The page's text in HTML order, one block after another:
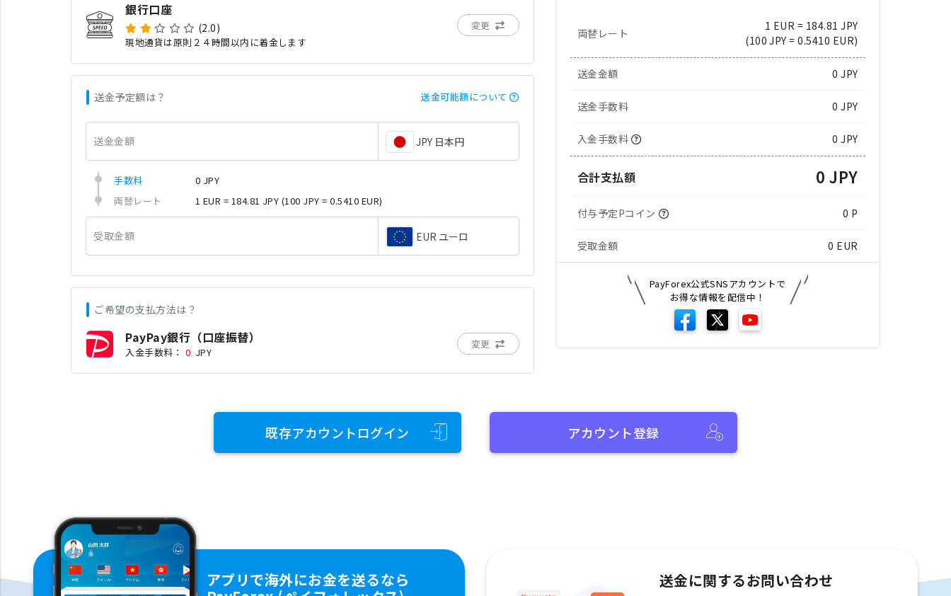
銀行口座
(2.0)
現地通貨は原則２４時間以内に着金します
変更
送金予定額は？ 送金可能額について
送金金額 JPY 日本円
手数料
0 JPY
両替レート
1 EUR = 184.81 JPY (100 JPY = 0.5410 EUR)
受取金額 EUR ユーロ
ご希望の支払方法は？
PayPay銀行（口座振替）
入金手数料： 0 JPY
変更
両替レート
1 EUR = 184.81 JPY
(100 JPY = 0.5410 EUR)
送金金額 0 JPY
送金手数料 0 JPY
入金手数料 0 JPY
合計支払額 0 JPY
付与予定Pコイン 0 P
受取金額 0 EUR
PayForex公式SNSアカウントで
お得な情報を配信中！
既存アカウントログイン アカウント登録
アプリで海外にお金を送るなら
送金に関するお問い合わせ